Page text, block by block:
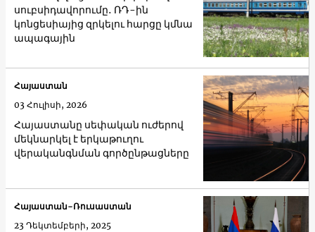
սուբսիդավորումը․ ՌԴ-ին
կոնցեսիայից զրկելու հարցը կմնա
ապագային
Հայաստանը սեփական ուժերով
մեկնարկել է երկաթուղու
վերականգնման գործընթացները
Հայաստան
03 Հուլիսի, 2026
Հայաստան-Ռուսաստան
23 Դեկտեմբերի, 2025